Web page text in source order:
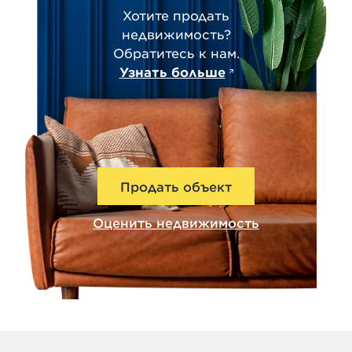
Хотите продать
недвижимость?
Обратитесь к нам.
Узнать больше
Продать объект
Оценить недвижимость